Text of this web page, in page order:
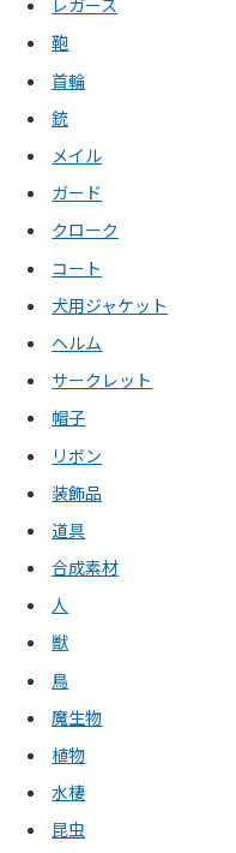
レガース
鞄
首輪
銃
メイル
ガード
クローク
コート
犬用ジャケット
ヘルム
サークレット
帽子
リボン
装飾品
道具
合成素材
人
獣
鳥
魔生物
植物
水棲
昆虫